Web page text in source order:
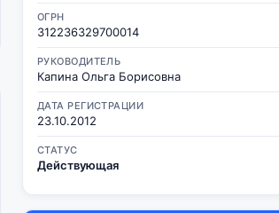
ОГРН
312236329700014
РУКОВОДИТЕЛЬ
Капина Ольга Борисовна
ДАТА РЕГИСТРАЦИИ
23.10.2012
СТАТУС
Действующая